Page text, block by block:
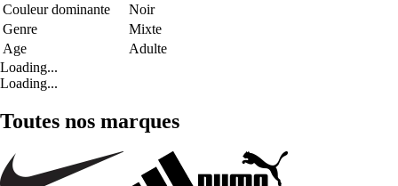
Couleur dominante
Noir
Genre
Mixte
Age
Adulte
Loading...
Loading...
Toutes nos marques